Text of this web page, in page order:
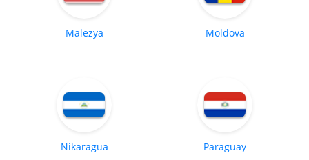
Malezya Moldova
Nikaragua Paraguay